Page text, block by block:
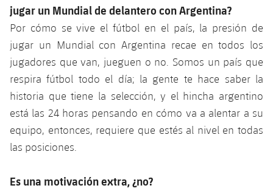
jugar un Mundial de delantero con Argentina?
Por cómo se vive el fútbol en el país, la presión de
jugar un Mundial con Argentina recae en todos los
jugadores que van, jueguen o no. Somos un país que
respira fútbol todo el día; la gente te hace saber la
historia que tiene la selección, y el hincha argentino
está las 24 horas pensando en cómo va a alentar a su
equipo, entonces, requiere que estés al nivel en todas
las posiciones.
Es una motivación extra, ¿no?